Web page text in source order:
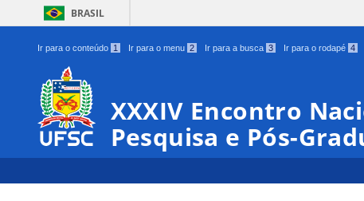
BRASIL
Ir para o conteúdo 1 Ir para o menu 2 Ir para a busca 3 Ir para o rodapé 4
XXXIV Encontro
Pesquisa e Pós-